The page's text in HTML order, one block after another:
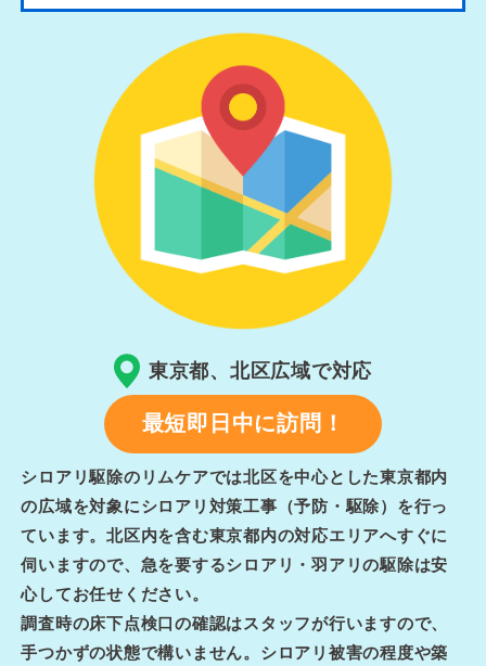
東京都、北区広域で対応
最短即日中に訪問！
シロアリ駆除のリムケアでは北区を中心とした東京都内
の広域を対象にシロアリ対策工事（予防・駆除）を行っ
ています。北区内を含む東京都内の対応エリアへすぐに
伺いますので、急を要するシロアリ・羽アリの駆除は安
心してお任せください。
調査時の床下点検口の確認はスタッフが行いますので、
手つかずの状態で構いません。シロアリ被害の程度や築